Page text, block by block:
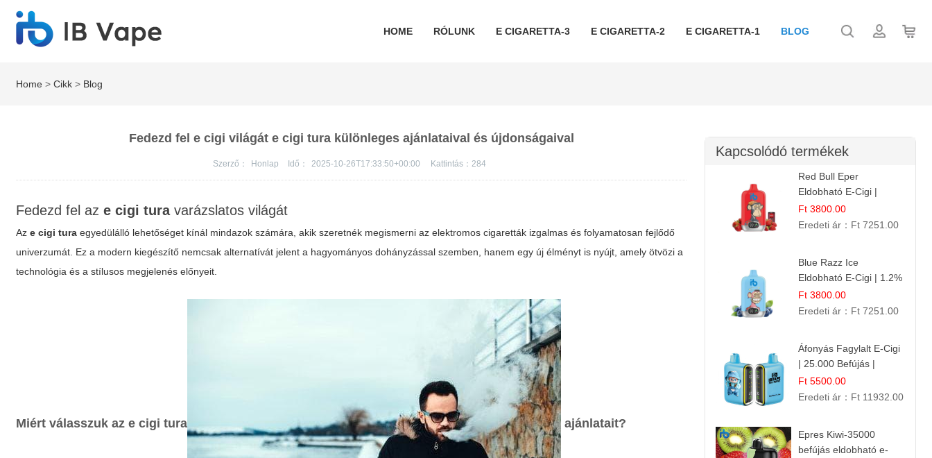
HOME RÓLUNK E CIGARETTA-3 E CIGARETTA-2 E CIGARETTA-1 BLOG
Home >Cikk > Blog
Fedezd fel e cigi világát e cigi tura különleges ajánlataival és újdonságaival
Szerző： Honlap Idő： 2025-10-26T17:33:50+00:00 Kattintás：284
Fedezd fel aze cigi turavarázslatos világát
Aze cigi tura egyedülálló lehetőséget kínál mindazok számára, akik szeretnék megismerni az elektromos cigaretták izgalmas és folyamatosan fejlődő
univerzumát. Ez a modern kiegészítő nemcsak alternatívát jelent a hagyományos dohányzással szemben, hanem egy új élményt is nyújt, amely ötvözi a
technológia és a stílusos megjelenés előnyeit.
Miért válasszuk aze cigi tura ajánlatait?
Kapcsolódó termékek
Red Bull Eper
Eldobható E-Cigi |
Energiaital Íz | Készülék
Használat
Ft 3800.00
Eredeti ár： Ft 7251.00
Blue Razz Ice
Eldobható E-Cigi | 1.2%
Nikotin | Jéghideg
Málna Íz
Ft 3800.00
Eredeti ár： Ft 7251.00
Áfonyás Fagylalt E-Cigi
| 25.000 Befújás |
Eldobható E-Cigaretta
Ft 5500.00
Eredeti ár： Ft 11932.00
Epres Kiwi-35000
befújás eldobható e-